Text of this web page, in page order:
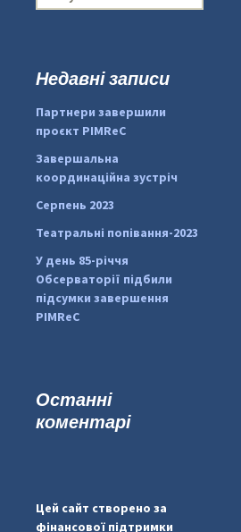
#PipIvanToday
pimrec_project
о
:Недавні записи
Партнери завершили
проєкт PIMReC
Завершальна
координаційна зустріч
Серпень 2023
Театральні попівання-2023
У день 85-річчя
Обсерваторії підбили
підсумки завершення
PIMReC
Останні
коментарі
Цей сайт створено за
фінансової підтримки